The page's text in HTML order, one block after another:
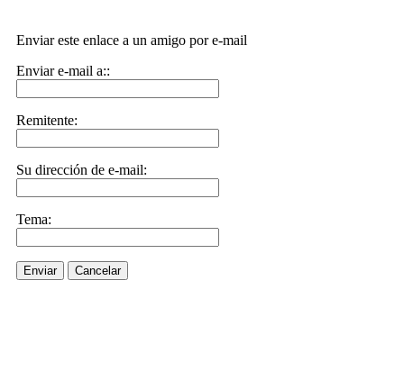
Enviar este enlace a un amigo por e-mail
Enviar e-mail a::
Remitente:
Su dirección de e-mail:
Tema:
Enviar Cancelar